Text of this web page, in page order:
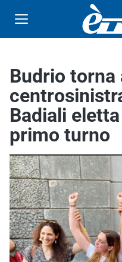
Budrio torna
Badiali
primo turno